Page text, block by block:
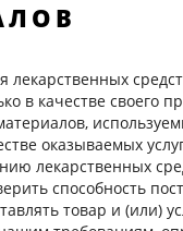
лекарственных
в качестве своего
оказываемых
лекарственных
способность
товар и (или)